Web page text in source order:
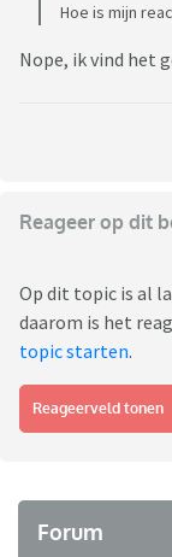
Hoe is mijn
Nope, ik vind het
Reageer op dit
Op dit topic is al
daarom is het
topic starten.
Reageerveld tonen
Forum